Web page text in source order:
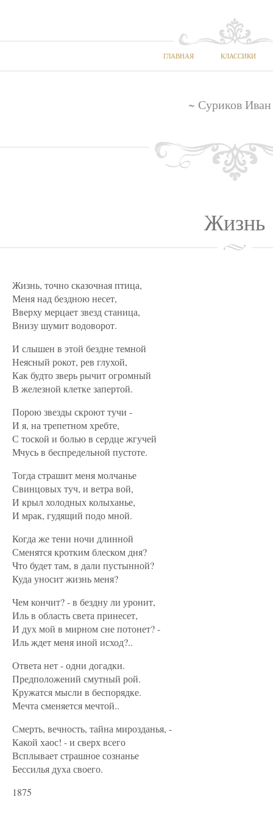
ГЛАВНАЯ КЛАССИКИ
~ Суриков
Жизнь
Жизнь, точно сказочная птица,
Меня над бездною несет,
Вверху мерцает звезд станица,
Внизу шумит водоворот.
И слышен в этой бездне темной
Неясный рокот, рев глухой,
Как будто зверь рычит огромный
В железной клетке запертой.
Порою звезды скроют тучи -
И я, на трепетном хребте,
С тоской и болью в сердце жгучей
Мчусь в беспредельной пустоте.
Тогда страшит меня молчанье
Свинцовых туч, и ветра вой,
И крыл холодных колыханье,
И мрак, гудящий подо мной.
Когда же тени ночи длинной
Сменятся кротким блеском дня?
Что будет там, в дали пустынной?
Куда уносит жизнь меня?
Чем кончит? - в бездну ли уронит,
Иль в область света принесет,
И дух мой в мирном сне потонет? -
Иль ждет меня иной исход?..
Ответа нет - одни догадки.
Предположений смутный рой.
Кружатся мысли в беспорядке.
Мечта сменяется мечтой..
Смерть, вечность, тайна мирозданья, -
Какой хаос! - и сверх всего
Всплывает страшное сознанье
Бессилья духа своего.
1875